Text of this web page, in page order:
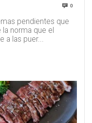
0
pendientes que
norma que el
a las puer...